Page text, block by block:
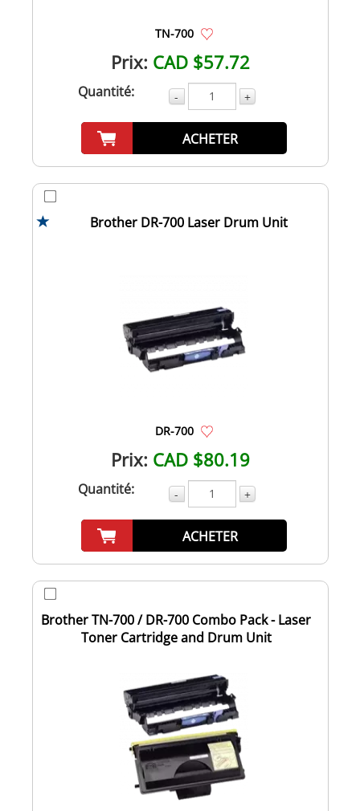
TN-700
Prix: CAD $57.72
Quantité: - +
ACHETER
Brother DR-700 Laser Drum Unit
DR-700
Prix: CAD $80.19
Quantité: - +
ACHETER
Brother TN-700 / DR-700 Combo Pack - Laser
Toner Cartridge and Drum Unit